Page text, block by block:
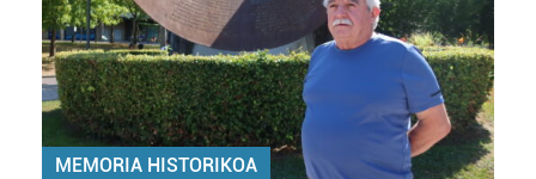
MEMORIA HISTORIKOA